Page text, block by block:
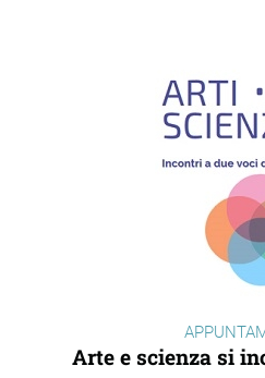
Arte e scienza si